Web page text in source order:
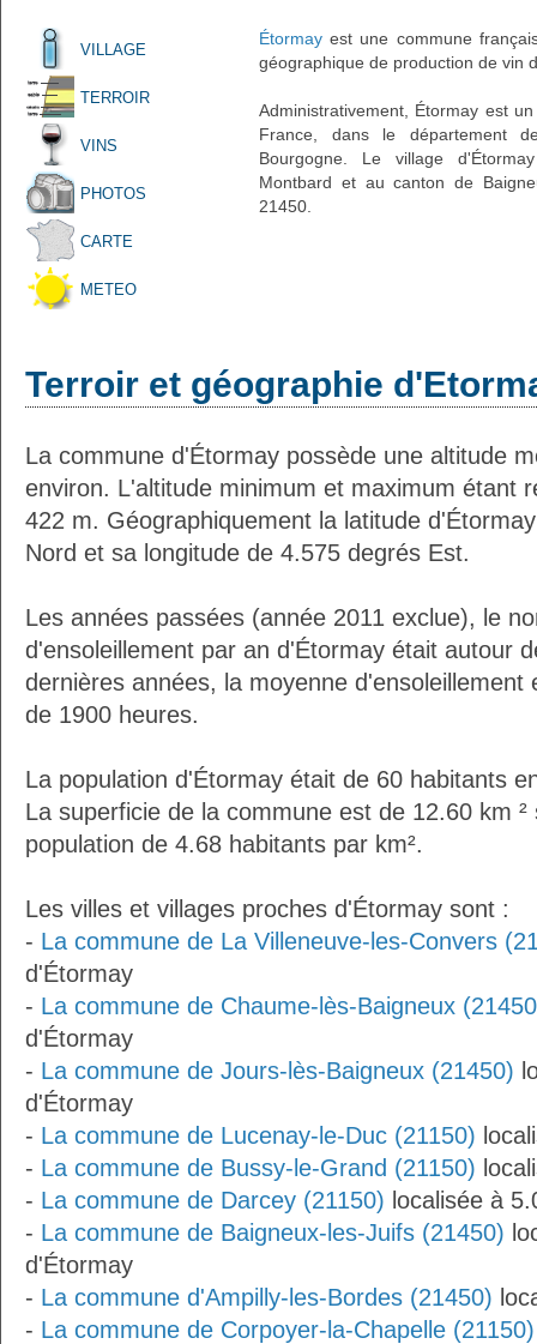
VILLAGE
TERROIR
VINS
PHOTOS
CARTE
METEO
Étormay est une commune
géographique de production de vin
Administrativement, Étormay est
France, dans le département
Bourgogne. Le village
Montbard et au canton de
21450.
Terroir et géographie
La commune d'Étormay possède une altitude
environ. L'altitude minimum et maximum étant
422 m. Géographiquement la latitude
Nord et sa longitude de 4.575 degrés Est.
Les années passées (année 2011 exclue), le
d'ensoleillement par an d'Étormay était autour
dernières années, la moyenne d'ensoleillement
de 1900 heures.
La population d'Étormay était de 60 habitants
La superficie de la commune est de 12.60 km
population de 4.68 habitants par km².
Les villes et villages proches d'Étormay sont :
- La commune de La Villeneuve-les-Convers
d'Étormay
- La commune de Chaume-lès-Baigneux
d'Étormay
- La commune de Jours-lès-Baigneux (21450)
d'Étormay
- La commune de Lucenay-le-Duc (21150)
- La commune de Bussy-le-Grand (21150)
- La commune de Darcey (21150) localisée à
- La commune de Baigneux-les-Juifs (21450)
d'Étormay
- La commune d'Ampilly-les-Bordes (21450)
- La commune de Corpoyer-la-Chapelle (21150)